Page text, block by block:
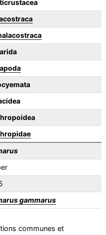
gammarus
communes et